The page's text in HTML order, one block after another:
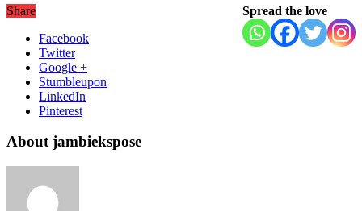
Spread the love
Share
Facebook
Twitter
Google +
Stumbleupon
LinkedIn
Pinterest
About jambiekspose